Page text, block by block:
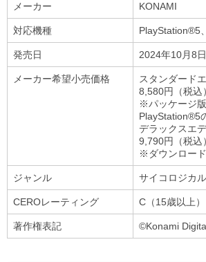
メーカー KONAMI
対応機種 PlayStation®5
発売日 2024年10月8日
メーカー希望小売価格
スタンダード
8,580円（税込）
※パッケージ
PlayStation®5
デラックスエ
9,790円（税込）
※ダウンロー
ジャンル サイコロジカ
CEROレーティング C（15歳以上）
著作権表記 ©Konami